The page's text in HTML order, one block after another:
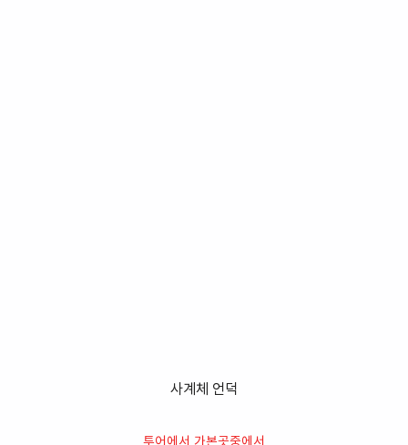
사계체 언덕
투어에서 가본곳중에서